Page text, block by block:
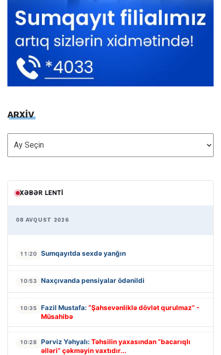
ARXİV
ARXİV
XƏBƏR LENTI
08 AVQUST 2026
11:20 Sumqayıtda sexdə yanğın
10:53 Naxçıvanda pensiyalar ödənildi
10:35 Fazil Mustafa: “Şahsevənliklə dövlət qurulmaz” -
Müsahibə
10:28 Pərviz Yəhyalı: Təhsilin yaxasından “bacarıqlı
əlləri” çəkməyin vaxtıdır...